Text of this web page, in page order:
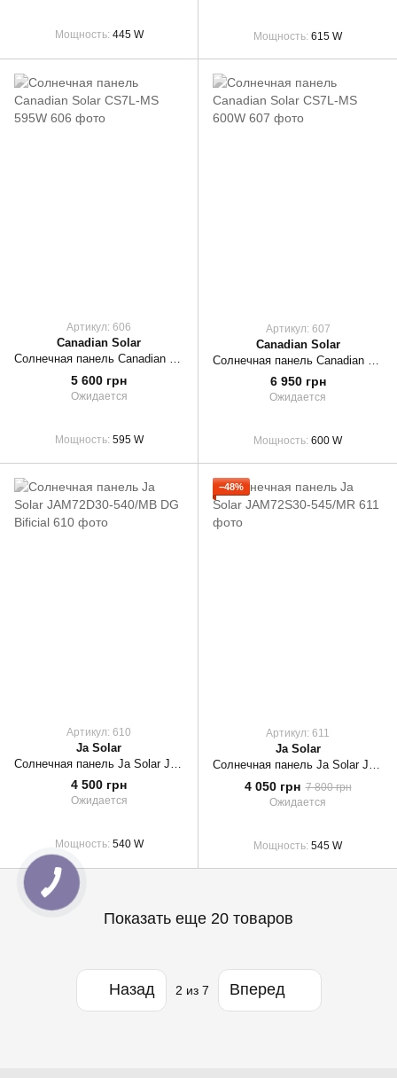
Мощность 445 W Мощность 615 W
Артикул: 606
Canadian Solar
Солнечная панель Canadian Solar CS7L-MS 595W
5 600 грн
Ожидается
Мощность 595 W
Артикул: 607
Canadian Solar
6 950 грн
Ожидается
Мощность 600 W
Артикул: 610
Ja Solar
4 500 грн
Ожидается
Мощность 540 W
−48%
Артикул: 611
Ja Solar
Солнечная панель Ja Solar JAM72S30-545/MR
4 050 грн 7 800 грн
Ожидается
Мощность 545 W
Показать еще 20 товаров
Назад 2 из 7 Вперед